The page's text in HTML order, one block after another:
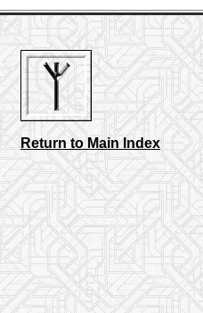
Return to Main Index